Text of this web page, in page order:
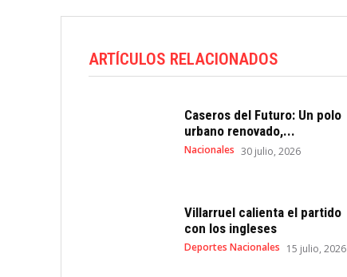
ARTÍCULOS RELACIONADOS
Caseros del Futuro: Un polo
urbano renovado,...
Nacionales 30 julio, 2026
Villarruel calienta el partido
con los ingleses
Deportes Nacionales 15 julio, 2026